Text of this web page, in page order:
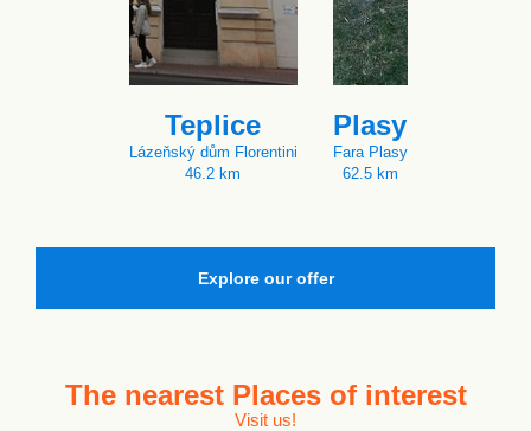
Teplice
Lázeňský dům Florentini
46.2 km
Plasy
Fara Plasy
62.5 km
Explore our offer
The nearest Places of interest
Visit us!